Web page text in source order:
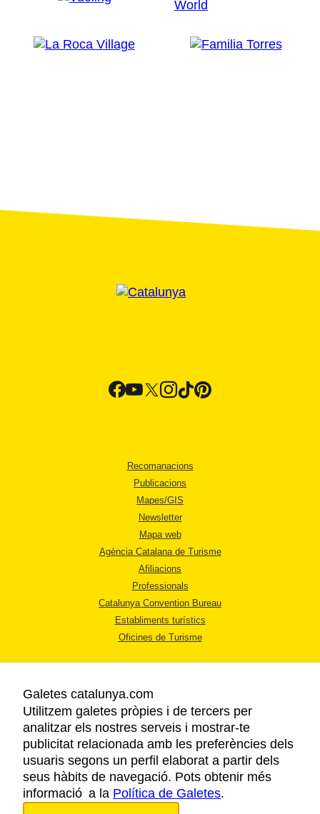
Recomanacions
Publicacions
Mapes/GIS
Newsletter
Mapa web
Agència Catalana de Turisme
Afiliacions
Professionals
Catalunya Convention Bureau
Establiments turístics
Oficines de Turisme
AVÍS LEGAL
POLÍTICA DE PRIVACITAT
COOKIES
ACCESSIBILITAT
Galetes catalunya.com
Utilitzem galetes pròpies i de tercers per
analitzar els nostres serveis i mostrar-te
publicitat relacionada amb les preferències dels
usuaris segons un perfil elaborat a partir dels
seus hàbits de navegació. Pots obtenir més
informació a la Política de Galetes.